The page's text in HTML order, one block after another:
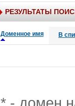
РЕЗУЛЬТАТЫ
Доменное имя В